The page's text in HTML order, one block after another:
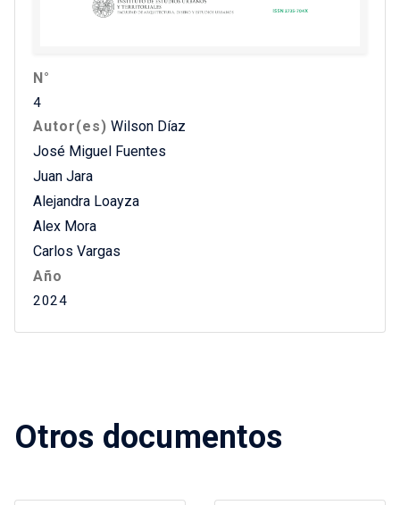
N°
4
Autor(es) Wilson Díaz
José Miguel Fuentes
Juan Jara
Alejandra Loayza
Alex Mora
Carlos Vargas
Año
2024
Otros documentos